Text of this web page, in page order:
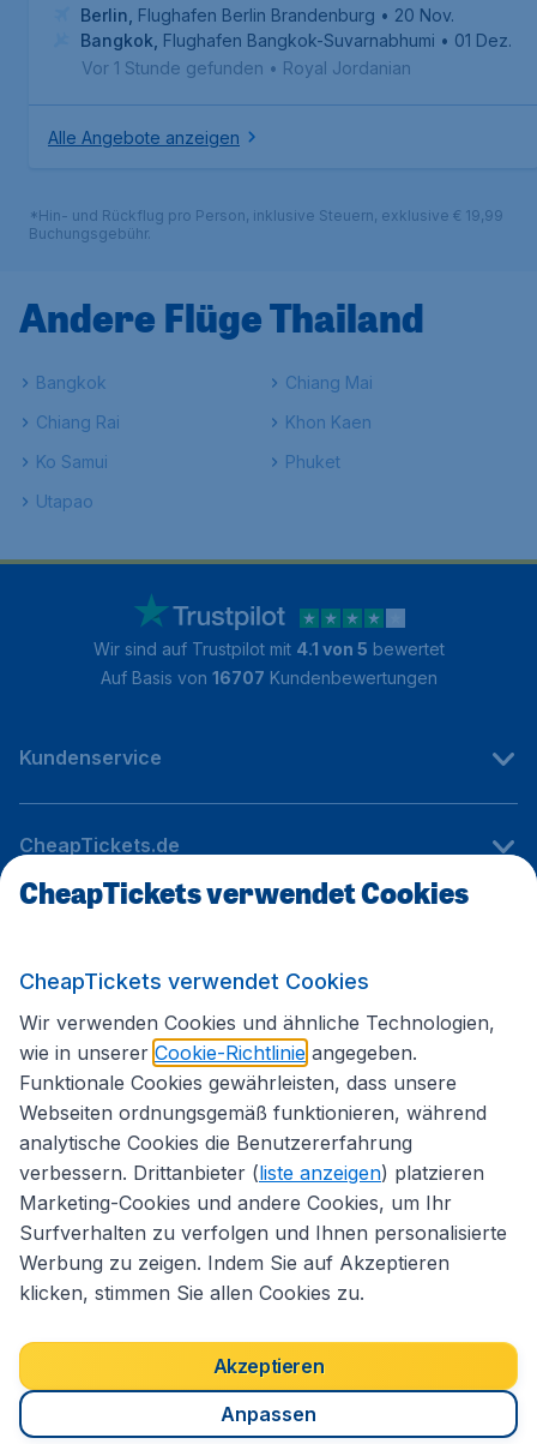
Berlin Flughafen Berlin Brandenburg • 20 Nov.
Bangkok Flughafen Bangkok-Suvarnabhumi • 01 Dez.
Vor 1 Stunde gefunden • Royal Jordanian
Alle Angebote anzeigen
*Hin- und Rückflug pro Person, inklusive Steuern, exklusive € 19,99
Buchungsgebühr.
Andere Flüge Thailand
Bangkok
Chiang Mai
Chiang Rai
Khon Kaen
Ko Samui
Phuket
Utapao
Wir sind auf Trustpilot mit 4.1 von 5 bewertet
Auf Basis von 16707 Kundenbewertungen
Kundenservice
CheapTickets.de
Folgen Sie uns:
Erklärung zur Zugänglichkeit
Impressum
Allgemeine Geschäftsbedingungen
Copyright © 2026
CheapTickets verwendet Cookies
CheapTickets verwendet Cookies
Wir verwenden Cookies und ähnliche Technologien,
wie in unserer Cookie-Richtlinie angegeben.
Funktionale Cookies gewährleisten, dass unsere
Webseiten ordnungsgemäß funktionieren, während
analytische Cookies die Benutzererfahrung
verbessern. Drittanbieter (liste anzeigen) platzieren
Marketing-Cookies und andere Cookies, um Ihr
Surfverhalten zu verfolgen und Ihnen personalisierte
Werbung zu zeigen. Indem Sie auf Akzeptieren
klicken, stimmen Sie allen Cookies zu.
Akzeptieren
Anpassen